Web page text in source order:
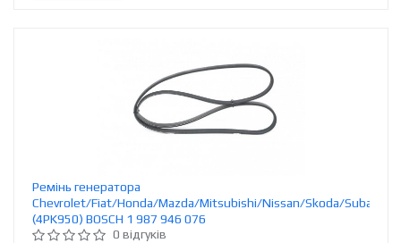
Ремінь генератора
Chevrolet/Fiat/Honda/Mazda/Mitsubishi/Nissan/Skoda/Subaru/
(4PK950) BOSCH 1 987 946 076
0 відгуків